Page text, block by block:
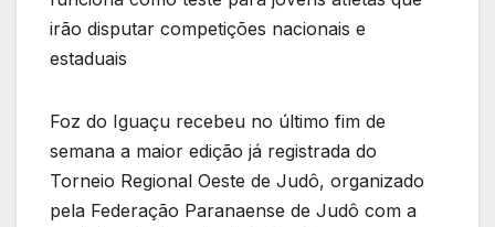
irão disputar competições nacionais e
estaduais
Foz do Iguaçu recebeu no último fim de
semana a maior edição já registrada do
Torneio Regional Oeste de Judô, organizado
pela Federação Paranaense de Judô com a